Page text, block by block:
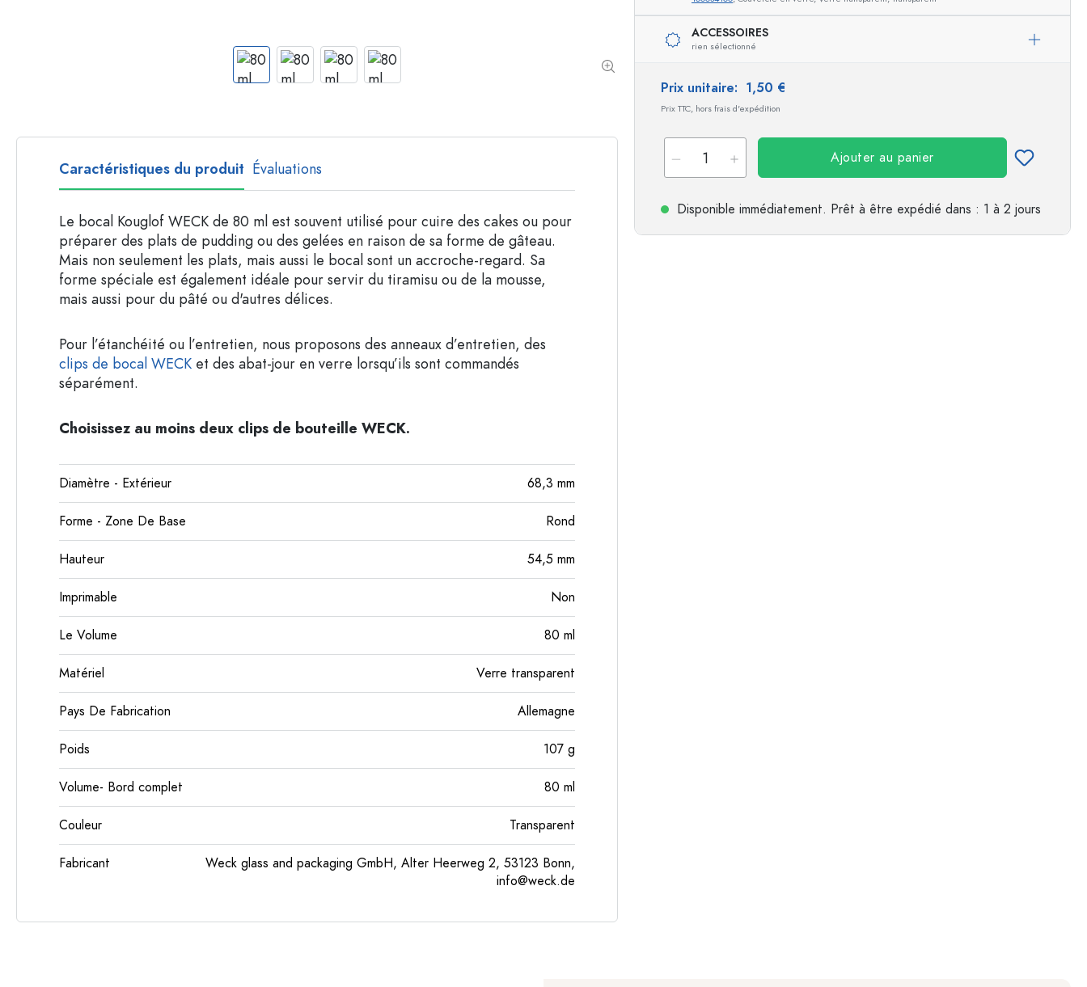
Bouteilles à anse
Bouteilles à goulot long
Bouteilles polygonales
Bouteilles cylindriques
Dames-jeannes
Bouteilles par matière
Bouteilles en verre
Bouteilles en plastique
ACCESSOIRES
rien sélectionné
Prix unitaire: 1,50 €
Prix TTC, hors frais d'expédition
Ajouter au panier
Disponible immédiatement. Prêt à être expédié dans : 1 à 2 jours
Caractéristiques du produit Évaluations
Le bocal Kouglof WECK de 80 ml est souvent utilisé pour cuire des cakes ou pour
préparer des plats de pudding ou des gelées en raison de sa forme de gâteau.
Mais non seulement les plats, mais aussi le bocal sont un accroche-regard. Sa
forme spéciale est également idéale pour servir du tiramisu ou de la mousse,
mais aussi pour du pâté ou d'autres délices.
Pour l’étanchéité ou l’entretien, nous proposons des anneaux d’entretien, des
clips de bocal WECK et des abat-jour en verre lorsqu’ils sont commandés
séparément.
Choisissez au moins deux clips de bouteille WECK.
Diamètre - Extérieur 68,3 mm
Forme - Zone De Base Rond
Hauteur 54,5 mm
Imprimable Non
Le Volume 80 ml
Matériel Verre transparent
Pays De Fabrication Allemagne
Poids 107 g
Volume- Bord complet 80 ml
Couleur Transparent
Fabricant
Weck glass and packaging GmbH, Alter Heerweg 2, 53123 Bonn,
info@weck.de